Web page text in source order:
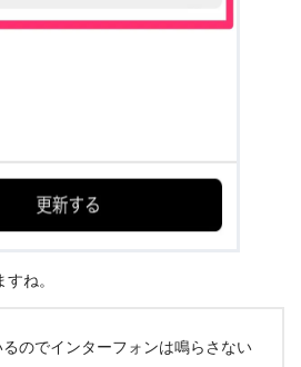
ね。
のでインターフォンは鳴らさない